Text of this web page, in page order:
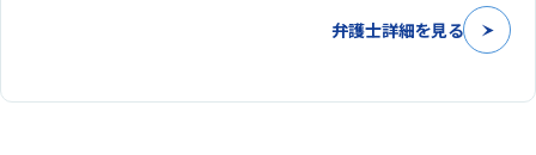
弁護士詳細を見る